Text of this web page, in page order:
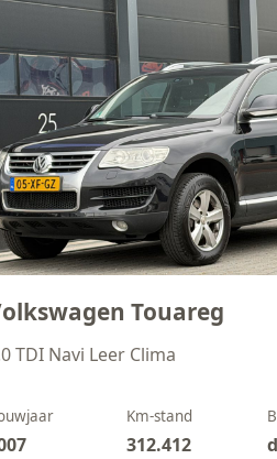
Touareg
TDI Navi Leer Clima
Km-stand
312.412